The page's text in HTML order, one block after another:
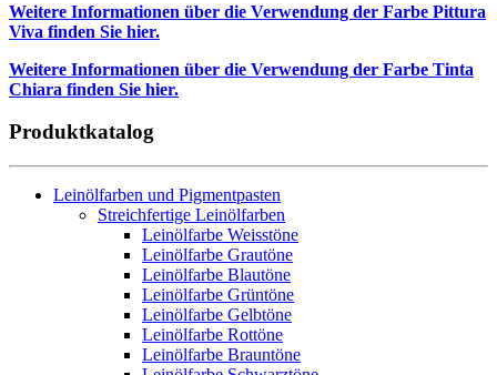
Weitere Informationen über die Verwendung der Farbe Pittura
Viva finden Sie hier.
Weitere Informationen über die Verwendung der Farbe Tinta
Chiara finden Sie hier.
Produktkatalog
Leinölfarben und Pigmentpasten
Streichfertige Leinölfarben
Leinölfarbe Weisstöne
Leinölfarbe Grautöne
Leinölfarbe Blautöne
Leinölfarbe Grüntöne
Leinölfarbe Gelbtöne
Leinölfarbe Rottöne
Leinölfarbe Brauntöne